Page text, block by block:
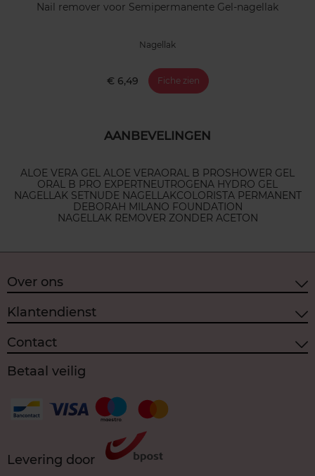
Nail remover voor Semipermanente Gel-nagellak
Nagellak
€ 6,49 Fiche zien
AANBEVELINGEN
ALOE VERA GEL ALOE VERAORAL B PROSHOWER GEL
ORAL B PRO EXPERTNEUTROGENA HYDRO GEL
NAGELLAK SETNUDE NAGELLAKCOLORISTA PERMANENT
DEBORAH MILANO FOUNDATION
NAGELLAK REMOVER ZONDER ACETON
Over ons
Klantendienst
Contact
Betaal veilig
Levering door